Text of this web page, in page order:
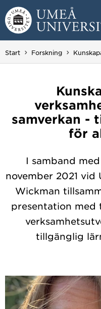
Hoppa direkt till
Huvudmenyn dold.
Start Forskning
samverkan -
för
I samband
november 2021 vid
Wickman
presentation med
tillgänglig